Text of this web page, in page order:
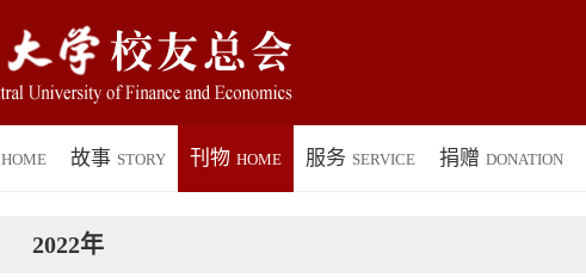
HOME 故事 STORY 刊物 HOME 服务 SERVICE 捐赠 DONATION
2022年